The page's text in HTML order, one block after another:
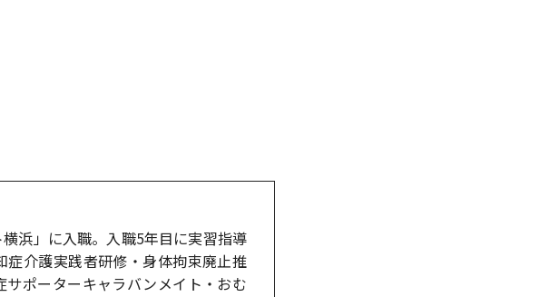
浜」に入職。入職5年目に実習指導
介護実践者研修・身体拘束廃止推
ポーターキャラバンメイト・おむ